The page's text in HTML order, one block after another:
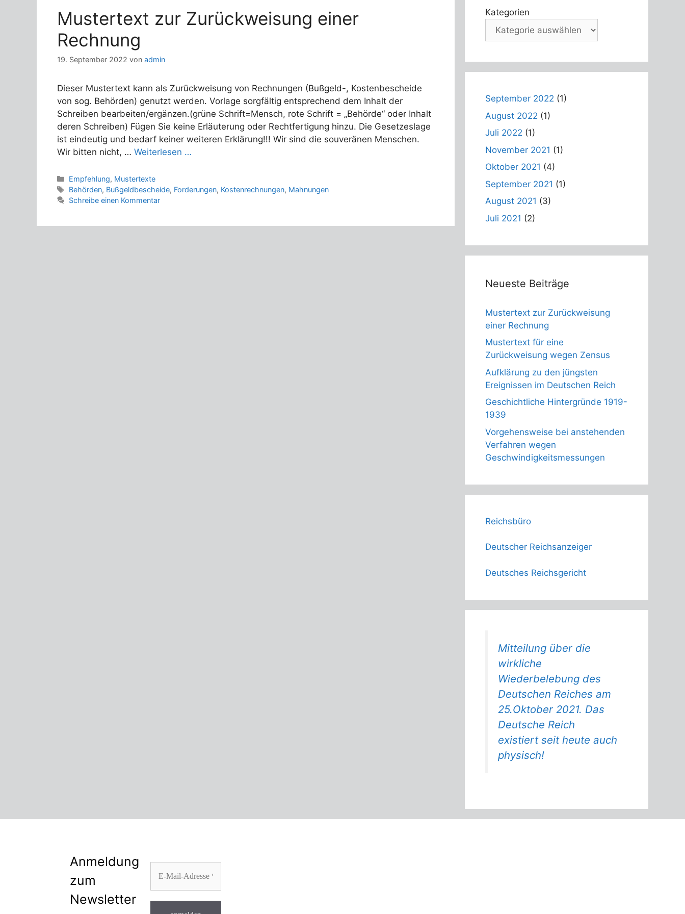
Mustertext zur Zurückweisung einer
Rechnung
19. September 2022 von admin
Dieser Mustertext kann als Zurückweisung von Rechnungen (Bußgeld-, Kostenbescheide
von sog. Behörden) genutzt werden. Vorlage sorgfältig entsprechend dem Inhalt der
Schreiben bearbeiten/ergänzen.(grüne Schrift=Mensch, rote Schrift = „Behörde“ oder Inhalt
deren Schreiben) Fügen Sie keine Erläuterung oder Rechtfertigung hinzu. Die Gesetzeslage
ist eindeutig und bedarf keiner weiteren Erklärung!!! Wir sind die souveränen Menschen.
Wir bitten nicht, … Weiterlesen …
Kategorien
Empfehlung, Mustertexte
Schlagwörter
Behörden, Bußgeldbescheide, Forderungen, Kostenrechnungen, Mahnungen
Schreibe einen Kommentar
Kategorien
September 2022 (1)
August 2022 (1)
Juli 2022 (1)
November 2021 (1)
Oktober 2021 (4)
September 2021 (1)
August 2021 (3)
Juli 2021 (2)
Neueste Beiträge
Mustertext zur Zurückweisung
einer Rechnung
Mustertext für eine
Zurückweisung wegen Zensus
Aufklärung zu den jüngsten
Ereignissen im Deutschen Reich
Geschichtliche Hintergründe 1919-
1939
Vorgehensweise bei anstehenden
Verfahren wegen
Geschwindigkeitsmessungen
Reichsbüro
Deutscher Reichsanzeiger
Deutsches Reichsgericht
Mitteilung über die
wirkliche
Wiederbelebung des
Deutschen Reiches am
25.Oktober 2021. Das
Deutsche Reich
existiert seit heute auch
physisch!
Anmeldung
zum
Newsletter